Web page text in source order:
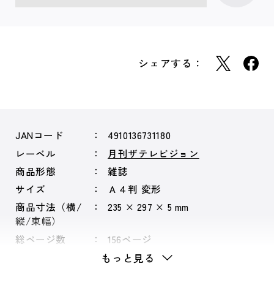
シェアする：
JANコード
4910136731180
レーベル
月刊ザテレビジョン
商品形態
雑誌
サイズ
Ａ４判 変形
商品寸法（横/
縦/束幅）
235 × 297 × 5 mm
総ページ数 156ページ
もっと見る